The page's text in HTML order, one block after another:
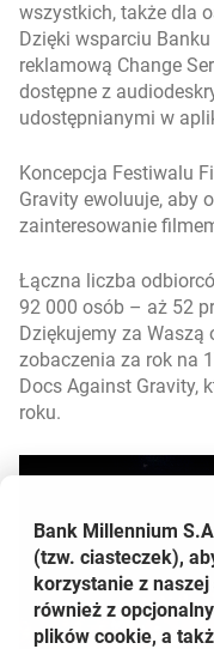
wszystkich, także dla
Dzięki wsparciu
reklamową Change
dostępne z
udostępnianymi w
Koncepcja Festiwalu
Gravity ewoluuje, aby
zainteresowanie
Łączna liczba
92 000 osób – aż 52
Dziękujemy za
zobaczenia za rok na
Docs Against Gravity,
roku.
Bank Millennium
(tzw. ciasteczek),
korzystanie z
również z
plików cookie, a